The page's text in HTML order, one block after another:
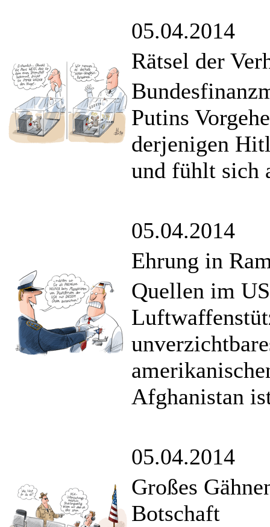
05.04.2014
Rätsel der
Putins
derjenigen
und fühlt sich
05.04.2014
Ehrung in
Quellen im
Afghanistan
05.04.2014
Großes
Botschaft